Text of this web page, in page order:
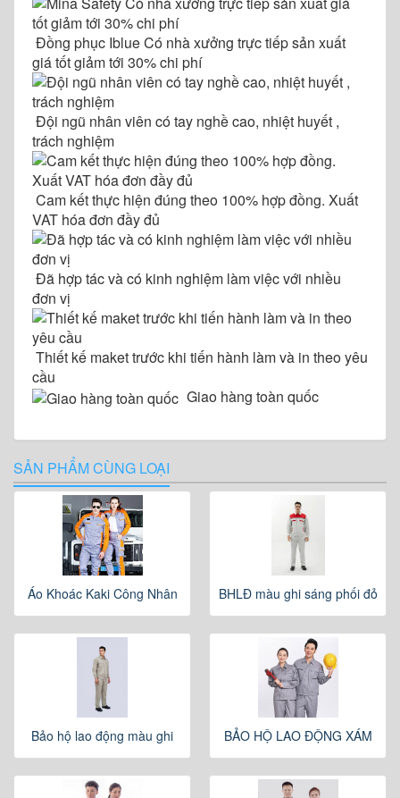
Đồng phục Iblue Có nhà xưởng trực tiếp sản xuất
giá tốt giảm tới 30% chi phí
Đội ngũ nhân viên có tay nghề cao, nhiệt huyết ,
trách nghiệm
Cam kết thực hiện đúng theo 100% hợp đồng. Xuất
VAT hóa đơn đầy đủ
Đã hợp tác và có kinh nghiệm làm việc với nhiều
đơn vị
Thiết kế maket trước khi tiến hành làm và in theo yêu
cầu
Giao hàng toàn quốc
SẢN PHẨM CÙNG LOẠI
Áo Khoác Kaki Công Nhân BHLĐ màu ghi sáng phối đỏ
Bảo hộ lao động màu ghi BẢO HỘ LAO ĐỘNG XÁM